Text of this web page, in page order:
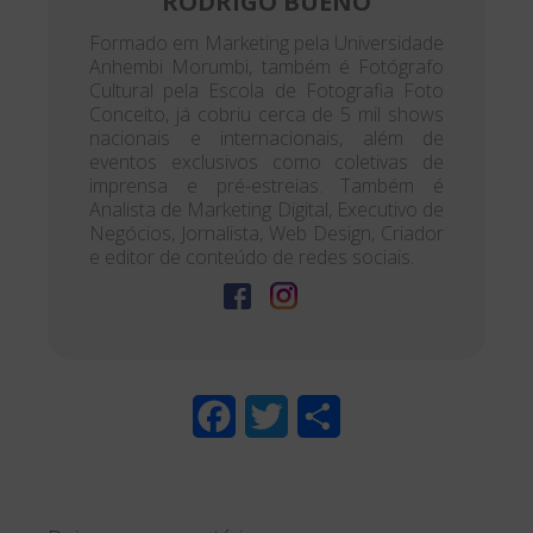
Formado em Marketing pela Universidade
Anhembi Morumbi, também é Fotógrafo
Cultural pela Escola de Fotografia Foto
Conceito, já cobriu cerca de 5 mil shows
nacionais e internacionais, além de
eventos exclusivos como coletivas de
imprensa e pré-estreias. Também é
Analista de Marketing Digital, Executivo de
Negócios, Jornalista, Web Design, Criador
e editor de conteúdo de redes sociais.